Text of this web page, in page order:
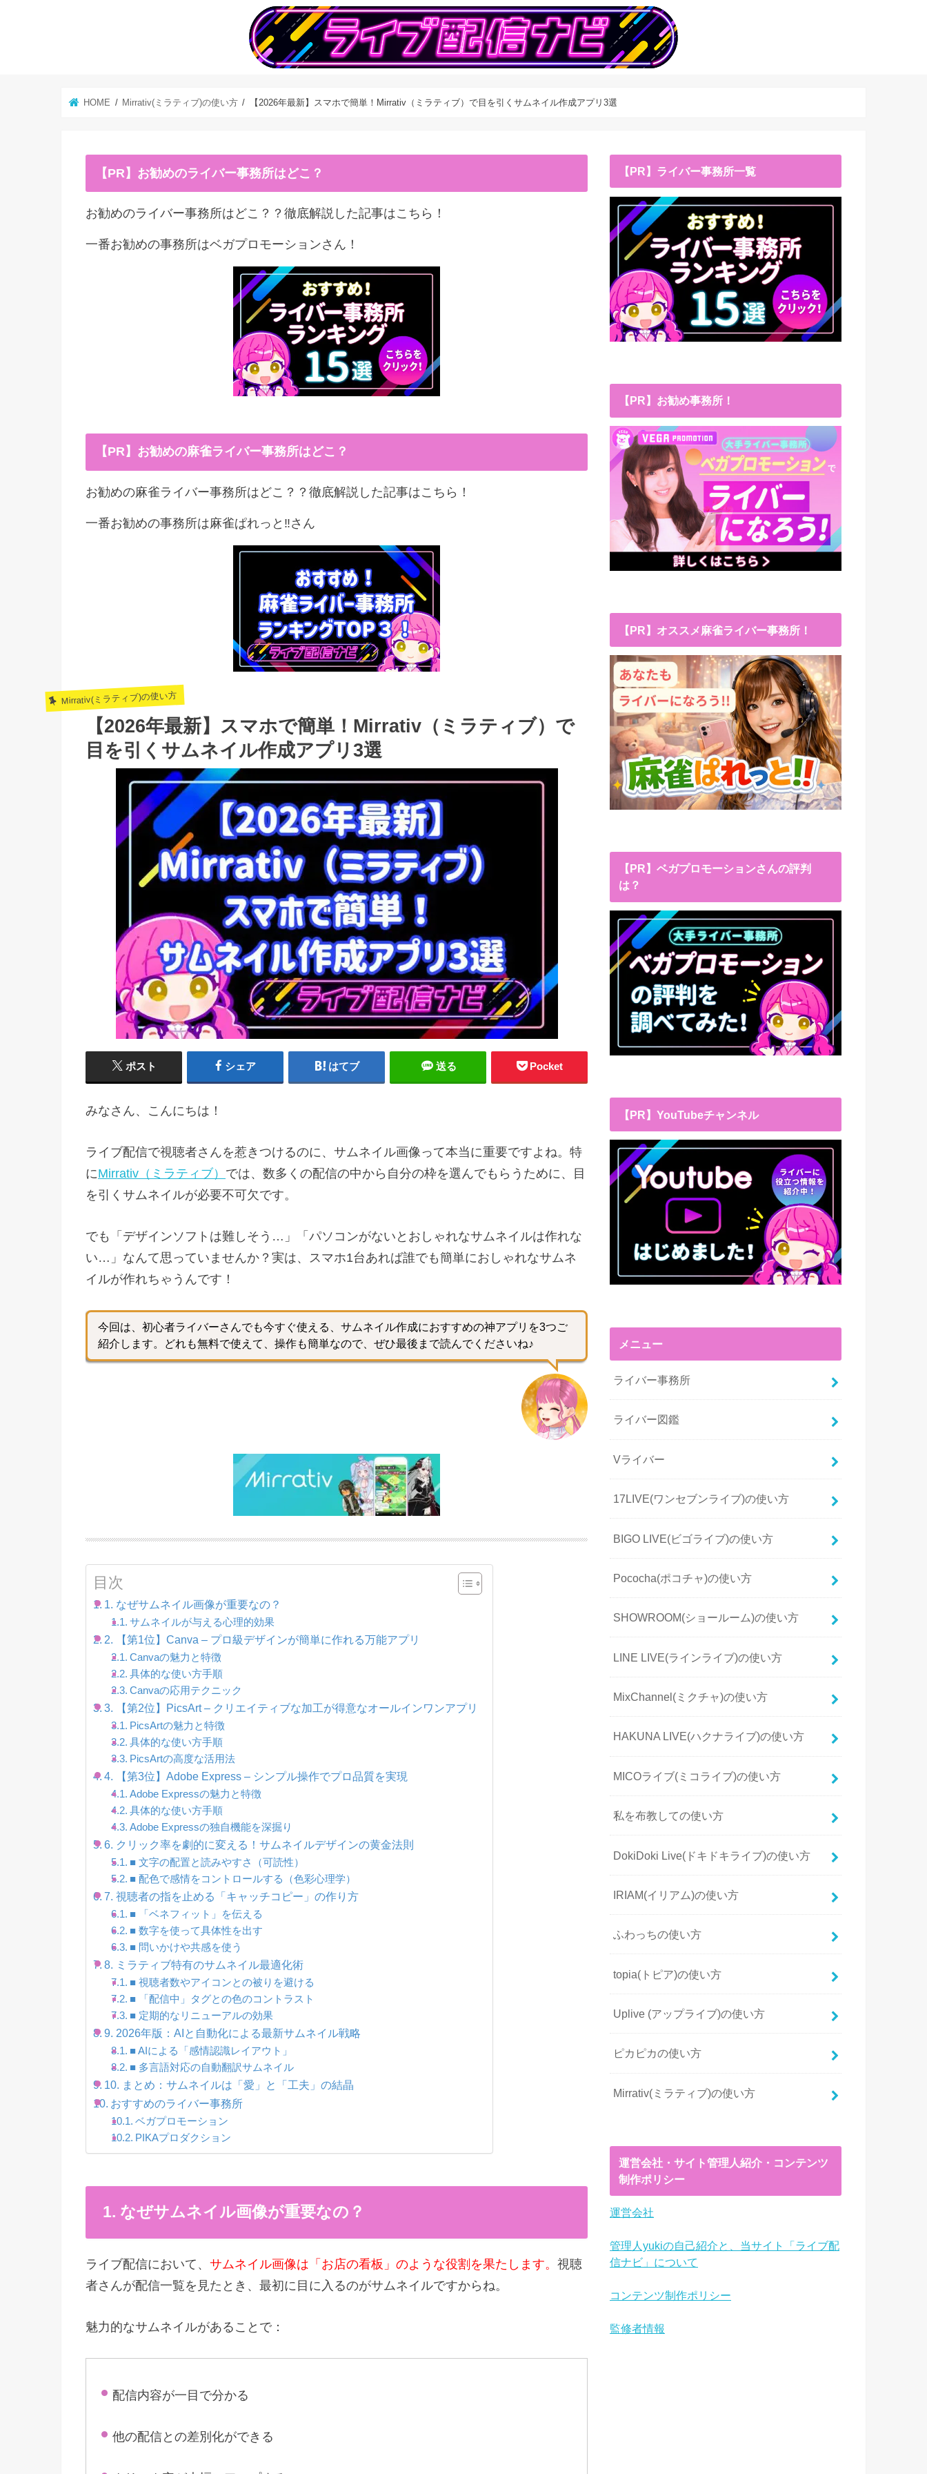
HOME Mirrativ(ミラティブ)の使い方 【2026年最新】スマホで簡単！Mirrativ（ミラティブ）で目を引くサムネイル作成アプリ3選
【PR】お勧めのライバー事務所はどこ？
お勧めのライバー事務所はどこ？？徹底解説した記事はこちら！
一番お勧めの事務所はベガプロモーションさん！
【PR】お勧めの麻雀ライバー事務所はどこ？
お勧めの麻雀ライバー事務所はどこ？？徹底解説した記事はこちら！
一番お勧めの事務所は麻雀ぱれっと‼︎さん
Mirrativ(ミラティブ)の使い方
【2026年最新】スマホで簡単！Mirrativ（ミラティブ）で
目を引くサムネイル作成アプリ3選
ポスト シェア はてブ 送る Pocket
みなさん、こんにちは！
ライブ配信で視聴者さんを惹きつけるのに、サムネイル画像って本当に重要ですよね。特
にMirrativ（ミラティブ） では、数多くの配信の中から自分の枠を選んでもらうために、目
を引くサムネイルが必要不可欠です。
でも「デザインソフトは難しそう…」「パソコンがないとおしゃれなサムネイルは作れな
い…」なんて思っていませんか？実は、スマホ1台あれば誰でも簡単におしゃれなサムネ
イルが作れちゃうんです！
今回は、初心者ライバーさんでも今すぐ使える、サムネイル作成におすすめの神アプリを3つご
紹介します。どれも無料で使えて、操作も簡単なので、ぜひ最後まで読んでくださいね♪
目次
1. なぜサムネイル画像が重要なの？
サムネイルが与える心理的効果
2. 【第1位】Canva – プロ級デザインが簡単に作れる万能アプリ
Canvaの魅力と特徴
具体的な使い方手順
Canvaの応用テクニック
3. 【第2位】PicsArt – クリエイティブな加工が得意なオールインワンアプリ
PicsArtの魅力と特徴
具体的な使い方手順
PicsArtの高度な活用法
4. 【第3位】Adobe Express – シンプル操作でプロ品質を実現
Adobe Expressの魅力と特徴
具体的な使い方手順
Adobe Expressの独自機能を深掘り
6. クリック率を劇的に変える！サムネイルデザインの黄金法則
■ 文字の配置と読みやすさ（可読性）
■ 配色で感情をコントロールする（色彩心理学）
7. 視聴者の指を止める「キャッチコピー」の作り方
■ 「ベネフィット」を伝える
■ 数字を使って具体性を出す
■ 問いかけや共感を使う
8. ミラティブ特有のサムネイル最適化術
■ 視聴者数やアイコンとの被りを避ける
■ 「配信中」タグとの色のコントラスト
■ 定期的なリニューアルの効果
9. 2026年版：AIと自動化による最新サムネイル戦略
■ AIによる「感情認識レイアウト」
■ 多言語対応の自動翻訳サムネイル
10. まとめ：サムネイルは「愛」と「工夫」の結晶
おすすめのライバー事務所
ベガプロモーション
PIKAプロダクション
1. なぜサムネイル画像が重要なの？
ライブ配信において、 サムネイル画像は「お店の看板」のような役割を果たします。 視聴
者さんが配信一覧を見たとき、最初に目に入るのがサムネイルですからね。
魅力的なサムネイルがあることで：
配信内容が一目で分かる
他の配信との差別化ができる
【PR】ライバー事務所一覧
【PR】お勧め事務所！
【PR】オススメ麻雀ライバー事務所！
【PR】ベガプロモーションさんの評判
は？
【PR】YouTubeチャンネル
メニュー
ライバー事務所
ライバー図鑑
Vライバー
17LIVE(ワンセブンライブ)の使い方
BIGO LIVE(ビゴライブ)の使い方
Pococha(ポコチャ)の使い方
SHOWROOM(ショールーム)の使い方
LINE LIVE(ラインライブ)の使い方
MixChannel(ミクチャ)の使い方
HAKUNA LIVE(ハクナライブ)の使い方
MICOライブ(ミコライブ)の使い方
私を布教しての使い方
DokiDoki Live(ドキドキライブ)の使い方
IRIAM(イリアム)の使い方
ふわっちの使い方
topia(トピア)の使い方
Uplive (アップライブ)の使い方
ピカピカの使い方
Mirrativ(ミラティブ)の使い方
運営会社・サイト管理人紹介・コンテンツ
制作ポリシー
運営会社
管理人yukiの自己紹介と、当サイト「ライブ配
信ナビ」について
コンテンツ制作ポリシー
監修者情報